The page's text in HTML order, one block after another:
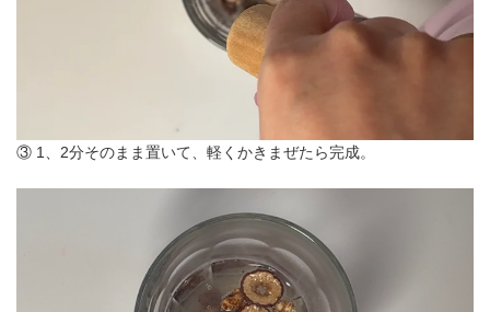
③ 1、2分そのまま置いて、軽くかきまぜたら完成。